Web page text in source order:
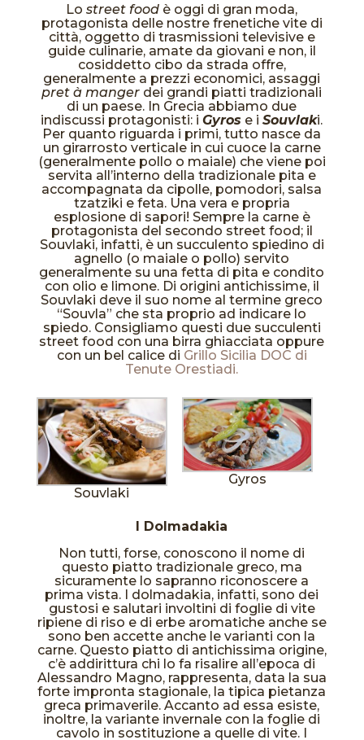
Lostreet food è oggi di gran moda,
protagonista delle nostre frenetiche vite di
città, oggetto di trasmissioni televisive e
guide culinarie, amate da giovani e non, il
cosiddetto cibo da strada offre,
generalmente a prezzi economici, assaggi
pret à manger dei grandi piatti tradizionali
di un paese. In Grecia abbiamo due
indiscussi protagonisti: iGyros e iSouvlaki.
Per quanto riguarda i primi, tutto nasce da
un girarrosto verticale in cui cuoce la carne
(generalmente pollo o maiale) che viene poi
servita all’interno della tradizionale pita e
accompagnata da cipolle, pomodori, salsa
tzatziki e feta. Una vera e propria
esplosione di sapori! Sempre la carne è
protagonista del secondo street food; il
Souvlaki, infatti, è un succulento spiedino di
agnello (o maiale o pollo) servito
generalmente su una fetta di pita e condito
con olio e limone. Di origini antichissime, il
Souvlaki deve il suo nome al termine greco
“Souvla” che sta proprio ad indicare lo
spiedo. Consigliamo questi due succulenti
street food con una birra ghiacciata oppure
con un bel calice di Grillo Sicilia DOC di
Tenute Orestiadi.
Souvlaki
Gyros
I Dolmadakia
Non tutti, forse, conoscono il nome di
questo piatto tradizionale greco, ma
sicuramente lo sapranno riconoscere a
prima vista. I dolmadakia, infatti, sono dei
gustosi e salutari involtini di foglie di vite
ripiene di riso e di erbe aromatiche anche se
sono ben accette anche le varianti con la
carne. Questo piatto di antichissima origine,
c’è addirittura chi lo fa risalire all’epoca di
Alessandro Magno, rappresenta, data la sua
forte impronta stagionale, la tipica pietanza
greca primaverile. Accanto ad essa esiste,
inoltre, la variante invernale con la foglie di
cavolo in sostituzione a quelle di vite. I